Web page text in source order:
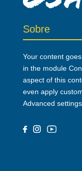
Sobre
Your content
in the module
aspect of this
even apply
Advanced settings.